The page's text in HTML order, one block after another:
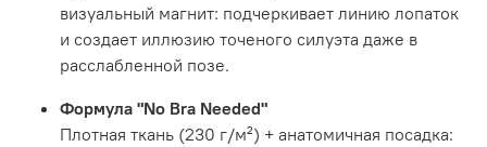
визуальный магнит: подчеркивает линию лопаток
и создает иллюзию точеного силуэта даже в
расслабленной позе.
Формула "No Bra Needed"
Плотная ткань (230 г/м²) + анатомичная посадка: